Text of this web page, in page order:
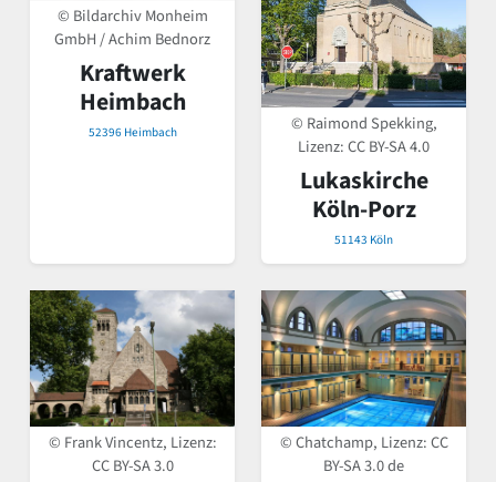
© Bildarchiv Monheim
GmbH / Achim Bednorz
Kraftwerk
Heimbach
52396 Heimbach
© Raimond Spekking,
Lizenz:CC BY-SA 4.0
Lukaskirche
Köln-Porz
51143 Köln
© Frank Vincentz, Lizenz:
CC BY-SA 3.0
© Chatchamp, Lizenz:CC
BY-SA 3.0 de